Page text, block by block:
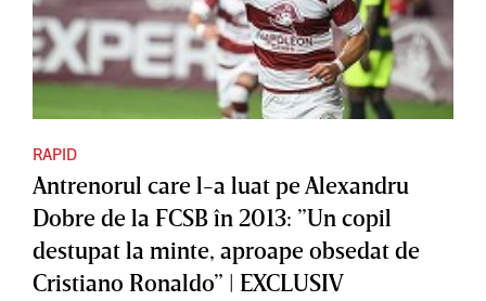
RAPID
Antrenorul care l-a luat pe Alexandru
Dobre de la FCSB în 2013: ”Un copil
destupat la minte, aproape obsedat de
Cristiano Ronaldo” | EXCLUSIV